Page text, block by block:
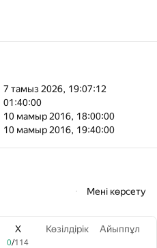
7 тамыз 2026, 19:07:12
01:40:00
10 мамыр 2016, 18:00:00
10 мамыр 2016, 19:40:00
Мені көрсету
X
0/114
Көзілдірік Айыппұл